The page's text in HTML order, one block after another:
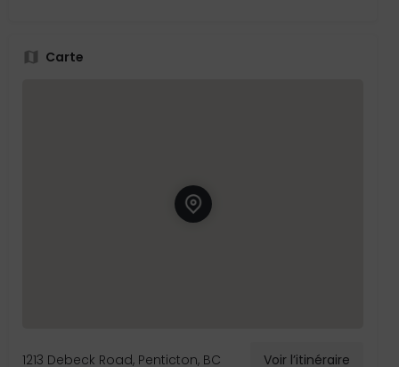
Carte
1213 Debeck Road, Penticton, BC Voir l’itinéraire